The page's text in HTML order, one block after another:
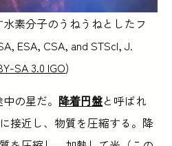
素分子のうねうねとしたフ
ESA, CSA, and STScI, J.
SA 3.0 IGO)
の星だ。 降着円盤と呼ばれ
接近し、物質を圧縮する。降